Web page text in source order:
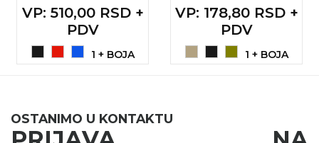
VP: 510,00 RSD +
PDV
1 + BOJA
VP: 178,80 RSD +
PDV
1 + BOJA
OSTANIMO U KONTAKTU